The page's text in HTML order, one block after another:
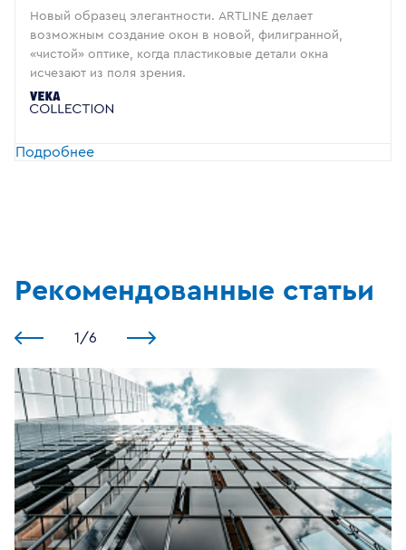
Новый образец элегантности. ARTLINE делает
возможным создание окон в новой, филигранной,
«чистой» оптике, когда пластиковые детали окна
исчезают из поля зрения.
Подробнее
Рекомендованные статьи
1 /6